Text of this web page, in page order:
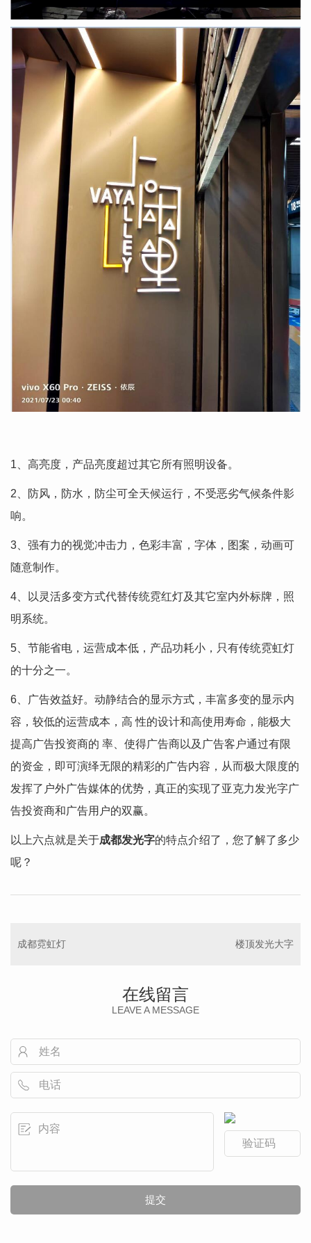
1、高亮度，产品亮度超过其它所有照明设备。
2、防风，防水，防尘可全天候运行，不受恶劣气候条件影
响。
3、强有力的视觉冲击力，色彩丰富，字体，图案，动画可
随意制作。
4、以灵活多变方式代替传统霓红灯及其它室内外标牌，照
明系统。
5、节能省电，运营成本低，产品功耗小，只有传统霓虹灯
的十分之一。
6、广告效益好。动静结合的显示方式，丰富多变的显示内
容，较低的运营成本，高 性的设计和高使用寿命，能极大
提高广告投资商的 率、使得广告商以及广告客户通过有限
的资金，即可演绎无限的精彩的广告内容，从而极大限度的
发挥了户外广告媒体的优势，真正的实现了亚克力发光字广
告投资商和广告用户的双赢。
以上六点就是关于成都发光字的特点介绍了，您了解了多少
呢？
成都霓虹灯 楼顶发光大字
在线留言
LEAVE A MESSAGE